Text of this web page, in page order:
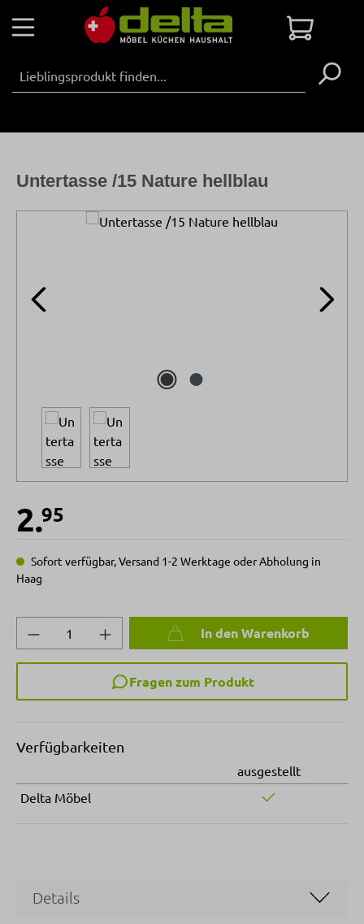
Zum Hauptinhalt springen
Bildergalerie überspringen
Untertasse /15 Nature hellblau
2.95
Sofort verfügbar, Versand 1-2 Werktage oder Abholung in
Haag
Produkt Anzahl: Gib den gewünschten
In den Warenkorb
Fragen zum Produkt
Verfügbarkeiten
ausgestellt
Delta Möbel
Details